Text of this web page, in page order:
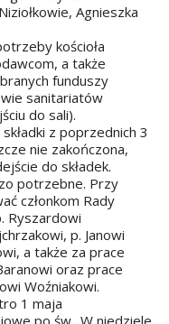
Agnieszka
kościoła
a także
funduszy
sanitariatów
do sali).
z poprzednich 3
nie zakończona,
do składek.
potrzebne. Przy
członkom Rady
Ryszardowi
p. Janowi
a także za prace
oraz prace
Woźniakowi.
1 maja
po św.. W niedziele